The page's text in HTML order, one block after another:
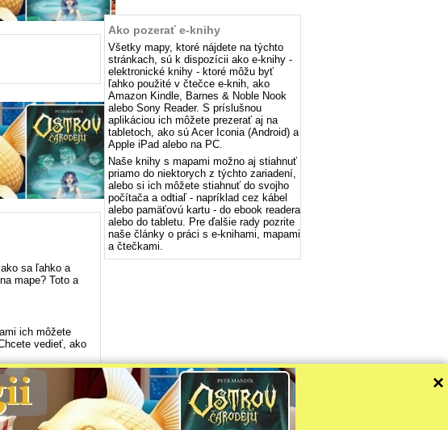
sa ľahko a
mape? Toto a
ich môžete
vedieť, ako
Ako pozerať e-knihy
Všetky mapy, ktoré nájdete na týchto
stránkach, sú k dispozícii ako e-knihy -
elektronické knihy - ktoré môžu byť
ľahko použité v čtečce e-knih, ako
Amazon Kindle, Barnes & Noble Nook
alebo Sony Reader. S príslušnou
aplikáciou ich môžete prezerať aj na
tabletoch, ako sú Acer Iconia (Android) a
Apple iPad alebo na PC.
Naše knihy s mapami možno aj stiahnuť
priamo do niektorych z týchto zariadení,
alebo si ich môžete stiahnuť do svojho
počítača a odtiaľ - napríklad cez kábel
alebo pamäťovú kartu - do ebook readera
alebo do tabletu. Pre ďalšie rady pozrite
naše články o práci s e-knihami, mapami
a čtečkami.
prosím, zverejnite odkaz na eBookMaps.com.
osobných údajov
×